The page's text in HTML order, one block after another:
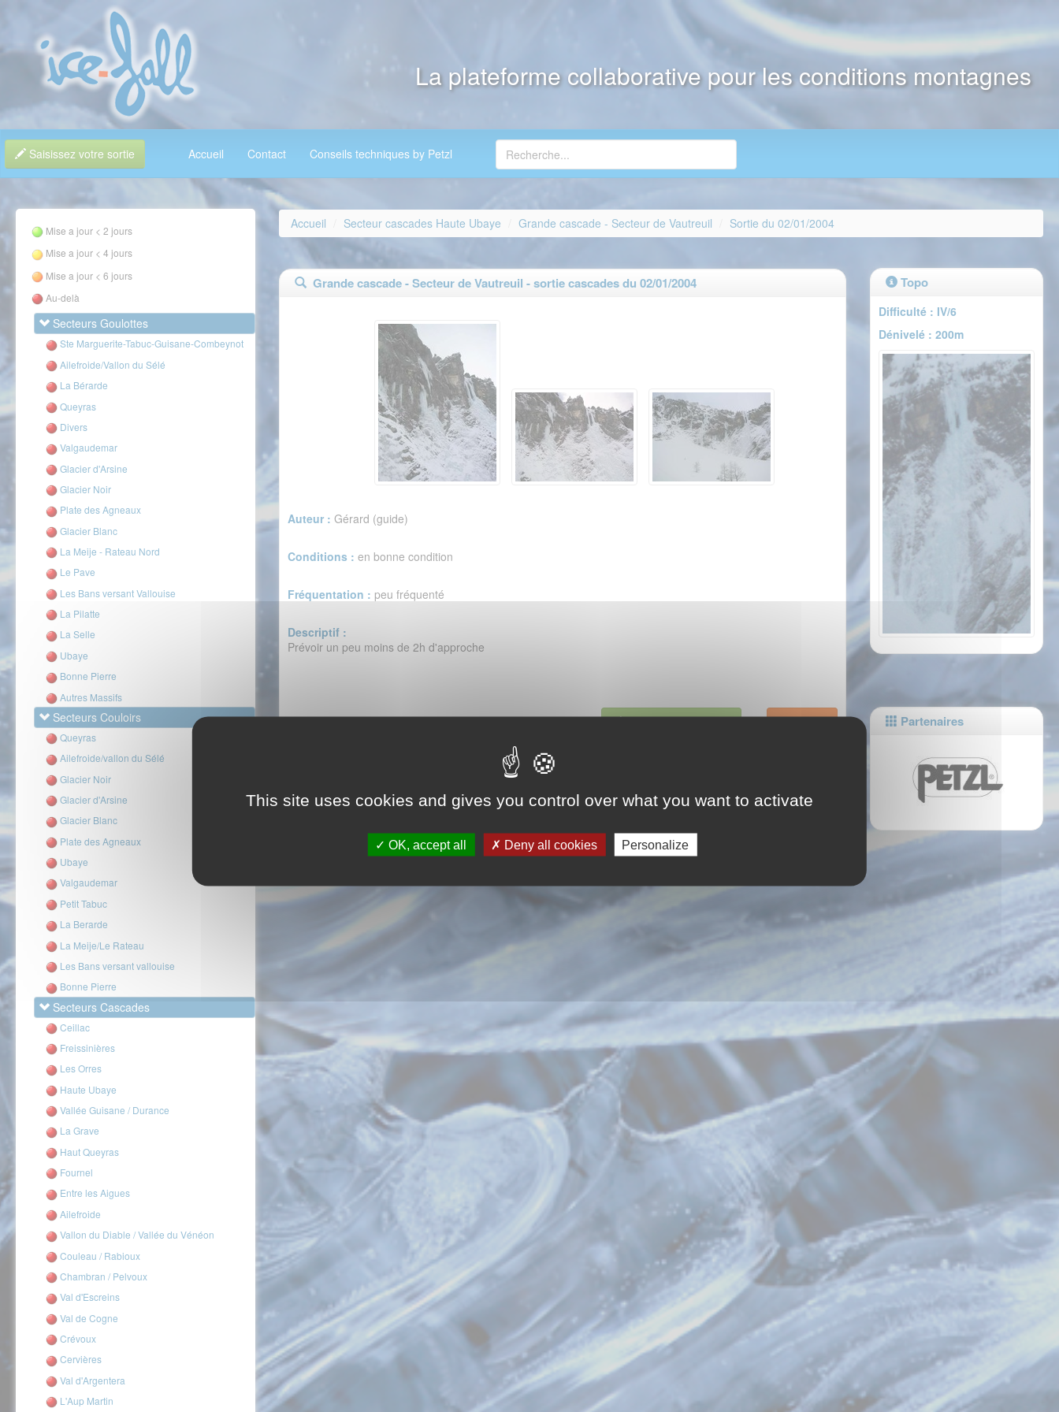
La plateforme collaborative pour les conditions montagnes
Saisissez votre sortie Accueil Contact Conseils techniques by Petzl
Mise a jour < 2 jours
Mise a jour < 4 jours
Mise a jour < 6 jours
Au-delà
Secteurs Goulottes
Ste Marguerite-Tabuc-Guisane-Combeynot
Ailefroide/Vallon du Sélé
La Bérarde
Queyras
Divers
Valgaudemar
Glacier d'Arsine
Glacier Noir
Plate des Agneaux
Glacier Blanc
La Meije - Rateau Nord
Le Pave
Les Bans versant Vallouise
La Pilatte
La Selle
Ubaye
Bonne Pierre
Autres Massifs
Secteurs Couloirs
Queyras
Ailefroide/vallon du Sélé
Glacier Noir
Glacier d'Arsine
Glacier Blanc
Plate des Agneaux
Ubaye
Valgaudemar
Petit Tabuc
La Berarde
La Meije/Le Rateau
Les Bans versant vallouise
Bonne Pierre
Secteurs Cascades
Ceillac
Freissinières
Les Orres
Haute Ubaye
Vallée Guisane / Durance
La Grave
Haut Queyras
Fournel
Entre les Aigues
Ailefroide
Vallon du Diable / Vallée du Vénéon
Couleau / Rabioux
Chambran / Pelvoux
Val d'Escreins
Val de Cogne
Crévoux
Cervières
Val d'Argentera
L'Aup Martin
Accueil Secteur cascades Haute Ubaye Grande cascade - Secteur de Vautreuil Sortie du 02/01/2004
Grande cascade - Secteur de Vautreuil - sortie cascades du 02/01/2004
Auteur : Gérard (guide)
Conditions : en bonne condition
Fréquentation : peu fréquenté
Descriptif :
Prévoir un peu moins de 2h d'approche
Saisissez votre sortie Historique
Topo
Difficulté : IV/6
Dénivelé : 200m
Partenaires
This site uses cookies and gives you control over what you want to activate
OK, accept all Deny all cookies Personalize